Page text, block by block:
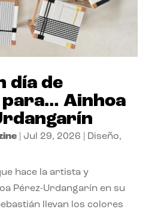
día de
Ainhoa
| Jul 29, 2026 Diseño,
hace la artista y
Pérez-Urdangarín en su
llevan los colores